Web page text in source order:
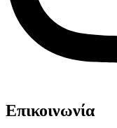
Επικοινωνία